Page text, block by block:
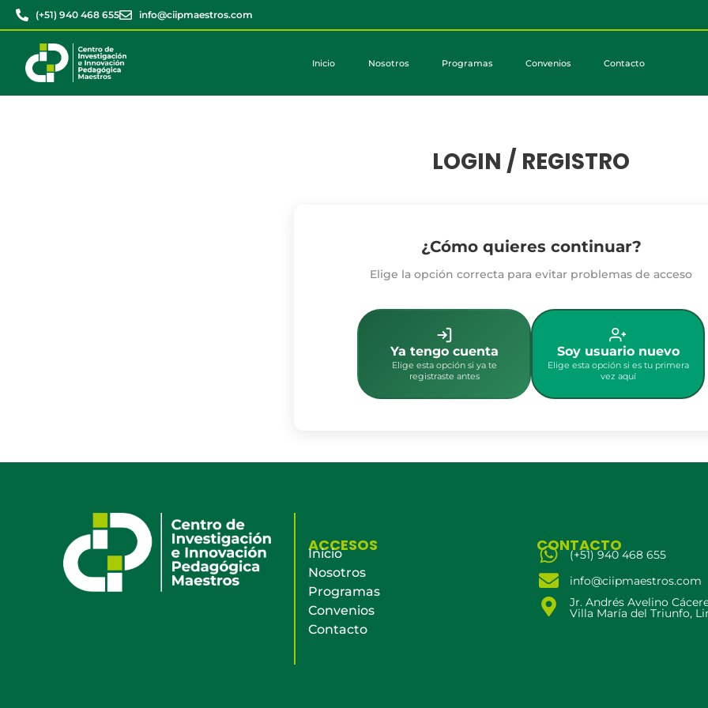
(+51) 940 468 655 info@ciipmaestros.com
Inicio Nosotros Programas Convenios Contacto
LOGIN / REGISTRO
¿Cómo quieres continuar?
Elige la opción correcta para evitar problemas de acceso
Ya tengo cuenta
Elige esta opción si ya te
registraste antes
Soy usuario nuevo
Elige esta opción si es tu primera
vez aquí
ACCESOS
Inicio
Nosotros
Programas
Convenios
Contacto
CONTACTO
(+51) 940 468 655
info@ciipmaestros.com
Jr. Andrés Avelino
Villa María del Triunfo,